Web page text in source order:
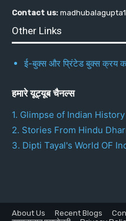
Contact us:
Other Links
ई-बुक्स और प्रिंटेड बुक्स क्रय
हमारे यूट्यूब चैनल्स
1. Glimpse of Indian History
2. Stories From Hindu
3. Dipti Tayal's World OF
About Us Recent Blogs